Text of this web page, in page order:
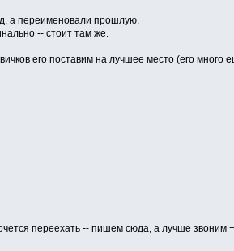
а переименовали прошлую.
-- стоит там же.
его поставим на лучшее место (его много
переехать -- пишем сюда, а лучше звоним